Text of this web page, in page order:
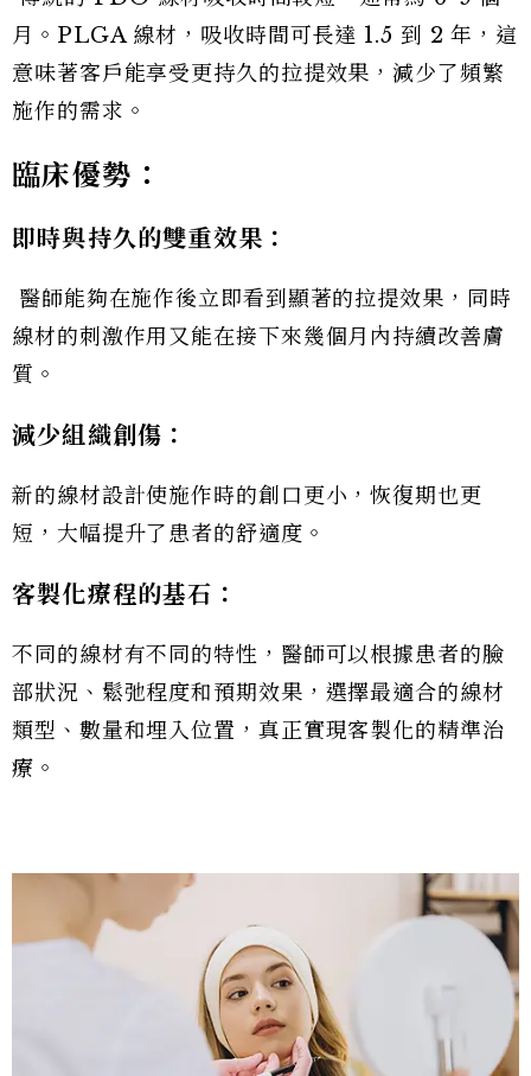
月。PLGA 線材，吸收時間可長達 1.5 到 2 年，這
意味著客戶能享受更持久的拉提效果，減少了頻繁
施作的需求。
臨床優勢：
即時與持久的雙重效果：
醫師能夠在施作後立即看到顯著的拉提效果，同時
線材的刺激作用又能在接下來幾個月內持續改善膚
質。
減少組織創傷：
新的線材設計使施作時的創口更小，恢復期也更
短，大幅提升了患者的舒適度。
客製化療程的基石：
不同的線材有不同的特性，醫師可以根據患者的臉
部狀況、鬆弛程度和預期效果，選擇最適合的線材
類型、數量和埋入位置，真正實現客製化的精準治
療。